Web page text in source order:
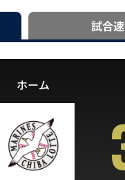
試合
ホーム